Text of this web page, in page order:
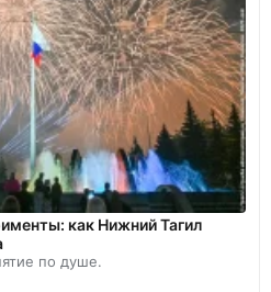
как Нижний Тагил
по душе.